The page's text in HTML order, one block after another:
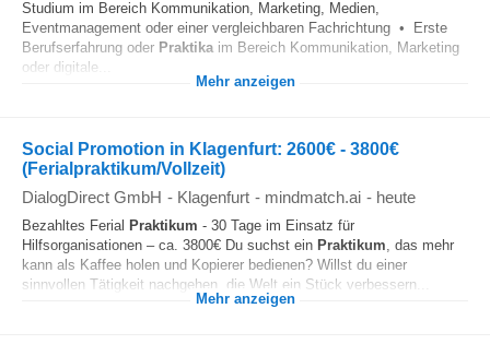
Studium im Bereich Kommunikation, Marketing, Medien,
Eventmanagement oder einer vergleichbaren Fachrichtung • Erste
Berufserfahrung oder Praktika im Bereich Kommunikation, Marketing
oder digitale...
Mehr anzeigen
Social Promotion in Klagenfurt: 2600€ - 3800€
(Ferialpraktikum/Vollzeit)
DialogDirect GmbH - Klagenfurt - mindmatch.ai - heute
Bezahltes Ferial Praktikum - 30 Tage im Einsatz für
Hilfsorganisationen – ca. 3800€ Du suchst ein Praktikum, das mehr
kann als Kaffee holen und Kopierer bedienen? Willst du einer
sinnvollen Tätigkeit nachgehen, die Welt ein Stück verbessern...
Mehr anzeigen